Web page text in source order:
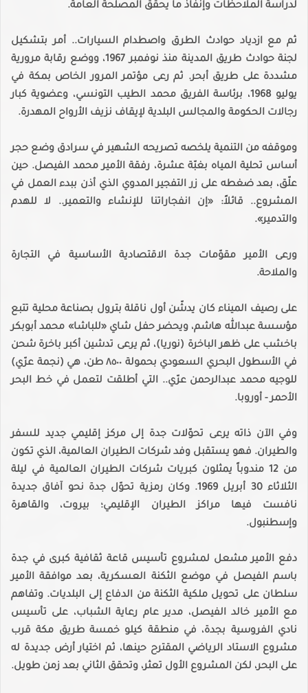
لدراسة الملاحظات وإنفاذ ما يحقق المصلحة العامة.
ثم مع ازدياد حوادث الطرق واصطدام السيارات.. أمر بتشكيل
لجنة حوادث طريق المدينة منذ نوفمبر 1967، ووضع رقابة مرورية
مشددة على طريق أبحر. ثم رعى مؤتمر المرور الخاص بمكة في
يوليو 1968، برئاسة الفريق محمد الطيب التونسي، وعضوية كبار
رجالات الحكومة والمجالس البلدية لإيقاف نزيف الأرواح المهدرة.
وموقفه من التنمية يلخصه تصريحه الشهير في سرادق وضع حجر
أساس تحلية المياه بغبّة عشرة، رفقة الأمير محمد الفيصل. حين
علّق، بعد ضغطه على زر التفجير المدوي الذي أذن ببدء العمل في
المشروع.. قائلاً: «إن انفجاراتنا للإنشاء والتعمير.. لا للهدم
والتدمير».
ورعى الأمير مقوّمات جدة الاقتصادية الأساسية في التجارة
والملاحة.
على رصيف الميناء كان يدشّن أول ناقلة بترول بصناعة محلية تتبع
مؤسسة عبدالله هاشم، ويحضر حفل شاي «للباشا» محمد أبوبكر
باخشب على ظهر الباخرة (نوريا)، ثم يرعى تدشين أكبر باخرة شحن
في الأسطول البحري السعودي بحمولة ٨٥٠٠ طن، هي (نجمة عرّي)
للوجيه محمد عبدالرحمن عرّي.. التي أطلقت لتعمل في خط البحر
الأحمر - أوروبا.
وفي الآن ذاته يرعى تحوّلات جدة إلى مركز إقليمي جديد للسفر
والطيران. فهو يستقبل وفد شركات الطيران العالمية، الذي تكون
من 12 مندوباً يمثلون كبريات شركات الطيران العالمية في ليلة
الثلاثاء 30 أبريل 1969. وكان رمزية تحوّل جدة نحو آفاق جديدة
نافست فيها مراكز الطيران الإقليمي؛ بيروت، والقاهرة
وإسطنبول.
دفع الأمير مشعل لمشروع تأسيس قاعة ثقافية كبرى في جدة
باسم الفيصل في موضع الثكنة العسكرية، بعد موافقة الأمير
سلطان على تحويل ملكية الثكنة من الدفاع إلى البلديات. وتفاهم
مع الأمير خالد الفيصل، مدير عام رعاية الشباب، على تأسيس
نادي الفروسية بجدة، في منطقة كيلو خمسة طريق مكة قرب
مشروع الاستاد الرياضي المقترح حينها، ثم اختيار أرض جديدة له
على البحر، لكن المشروع الأول تعثر، وتحقق الثاني بعد زمن طويل.